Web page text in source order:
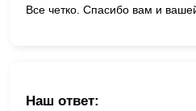
Все четко. Спасибо вам и
Наш ответ: